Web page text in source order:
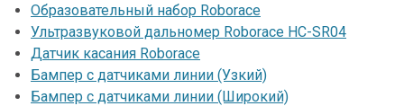
Образовательный набор Roborace
Ультразвуковой дальномер Roborace HC-SR04
Датчик касания Roborace
Бампер с датчиками линии (Узкий)
Бампер с датчиками линии (Широкий)